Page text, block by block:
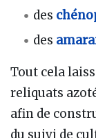
des
des
Tout cela
reliquats
afin de
du suivi de